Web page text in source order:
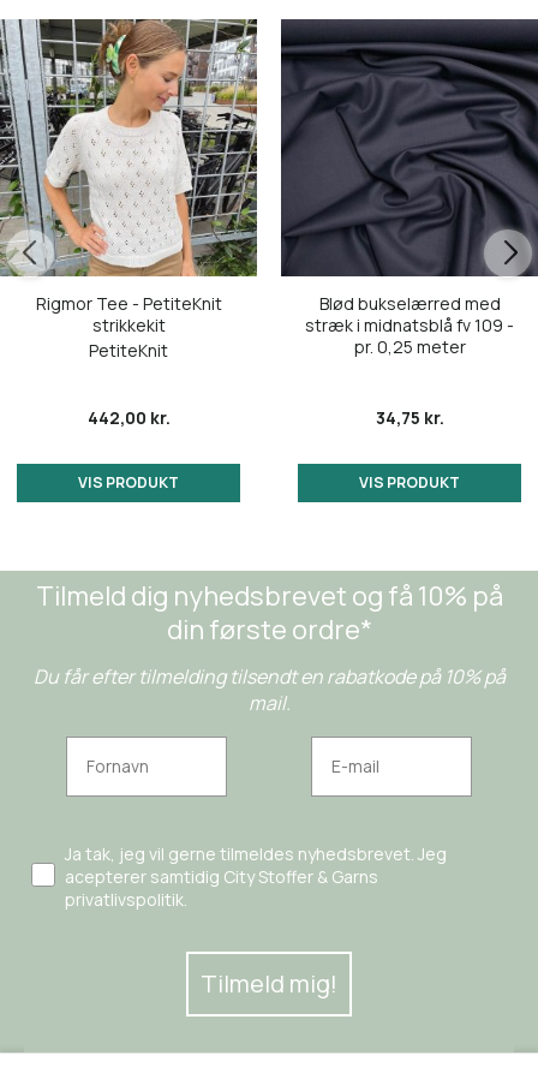
Rigmor Tee - PetiteKnit
strikkekit
PetiteKnit
442,00 kr.
VIS PRODUKT
Blød bukselærred med
stræk i midnatsblå fv 109 -
pr. 0,25 meter
34,75 kr.
VIS PRODUKT
Tilmeld dig nyhedsbrevet og få 10% på
din første ordre*
Du får efter tilmelding tilsendt en rabatkode på 10% på
mail.
Ja tak, jeg vil gerne tilmeldes nyhedsbrevet. Jeg
acepterer samtidig City Stoffer & Garns
privatlivspolitik.
Tilmeld mig!